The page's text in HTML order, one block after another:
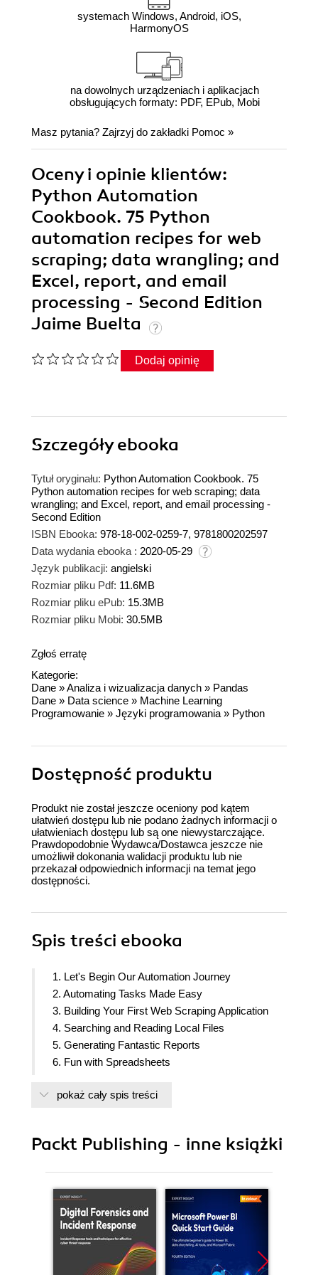
systemach Windows, Android, iOS,
HarmonyOS
na dowolnych urządzeniach i aplikacjach
obsługujących formaty: PDF, EPub, Mobi
Masz pytania? Zajrzyj do zakładki Pomoc »
Oceny i opinie klientów:
Python Automation
Cookbook. 75 Python
automation recipes for web
scraping; data wrangling; and
Excel, report, and email
processing - Second Edition
Jaime Buelta
Dodaj opinię
Szczegółyebooka
Tytuł oryginału: Python Automation Cookbook. 75
Python automation recipes for web scraping; data
wrangling; and Excel, report, and email processing -
Second Edition
ISBN Ebooka: 978-18-002-0259-7, 9781800202597
Data wydania ebooka : 2020-05-29
Język publikacji: angielski
Rozmiar pliku Pdf: 11.6MB
Rozmiar pliku ePub: 15.3MB
Rozmiar pliku Mobi: 30.5MB
Zgłoś erratę
Kategorie:
Dane »Analiza i wizualizacja danych » Pandas
Dane » Data science » Machine Learning
Programowanie » Języki programowania » Python
Dostępność produktu
Produkt nie został jeszcze oceniony pod kątem
ułatwień dostępu lub nie podano żadnych informacji o
ułatwieniach dostępu lub są one niewystarczające.
Prawdopodobnie Wydawca/Dostawca jeszcze nie
umożliwił dokonania walidacji produktu lub nie
przekazał odpowiednich informacji na temat jego
dostępności.
Spis treści ebooka
1. Let's Begin Our Automation Journey
2. Automating Tasks Made Easy
3. Building Your First Web Scraping Application
4. Searching and Reading Local Files
5. Generating Fantastic Reports
6. Fun with Spreadsheets
8. Developing Stunning Graphs
11. Machine Learning for Automation
pokaż cały spis treści
Packt Publishing - inne książki